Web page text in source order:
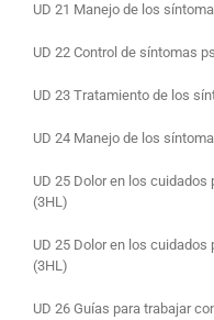
UD 21 Manejo de los
UD 22 Control de síntomas
UD 23 Tratamiento de los
UD 24 Manejo de los
UD 25 Dolor en los
(3HL)
UD 25 Dolor en los
(3HL)
UD 26 Guías para trabajar